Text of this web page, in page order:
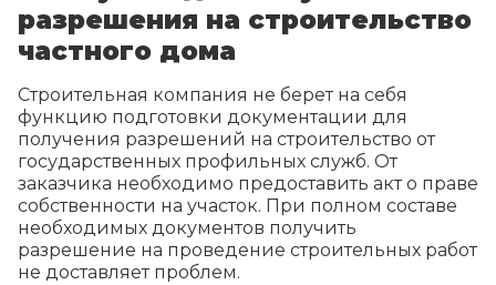
разрешения на строительство
частного дома
Строительная компания не берет на себя
функцию подготовки документации для
получения разрешений на строительство от
государственных профильных служб. От
заказчика необходимо предоставить акт о праве
собственности на участок. При полном составе
необходимых документов получить
разрешение на проведение строительных работ
не доставляет проблем.